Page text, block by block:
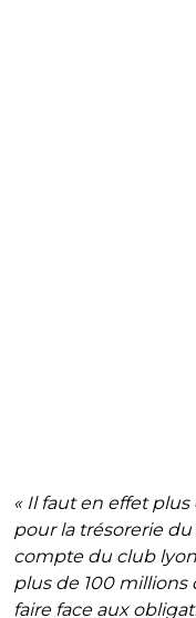
« Il faut en effet
pour la trésorerie
compte du club
plus de 100
faire face aux